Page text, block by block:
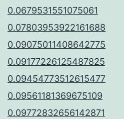
0.0679531551075061
0.07803953922161688
0.09075011408642775
0.09177226125487825
0.09454773512615477
0.09561181369675109
0.09772832656142871